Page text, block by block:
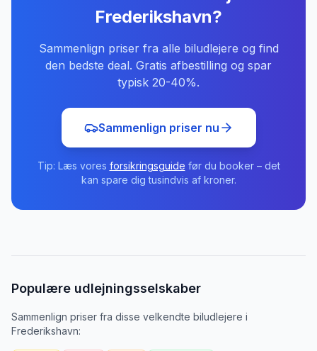
Frederikshavn?
Sammenlign priser fra alle biludlejere og find
den bedste deal. Gratis afbestilling og spar
typisk 20-40%.
Sammenlign priser nu
Tip: Læs vores forsikringsguide før du booker – det
kan spare dig tusindvis af kroner.
Populære udlejningsselskaber
Sammenlign priser fra disse velkendte biludlejere i
Frederikshavn: